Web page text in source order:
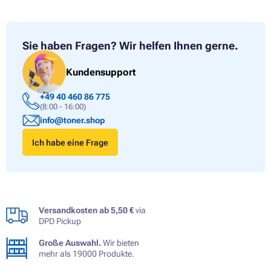
Sie haben Fragen? Wir helfen Ihnen gerne.
Kundensupport
+49 40 460 86 775
(8:00 - 16:00)
info@toner.shop
Ich habe eine Frage
Versandkosten ab 5,50 €via
DPD Pickup
Große Auswahl.Wir bieten
mehr als 19000 Produkte.